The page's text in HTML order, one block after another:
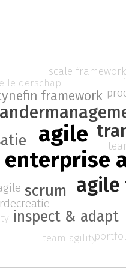
enterprise
agile
scrum
inspect & adapt
framework
team agility
leiderschap
scale framework